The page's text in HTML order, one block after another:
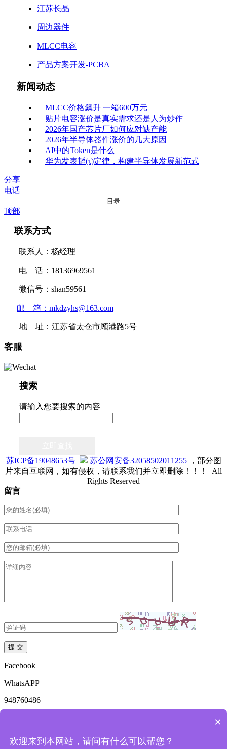
江苏长晶
周边器件
MLCC电容
产品方案开发-PCBA
新闻动态
MLCC价格飙升 一箱600万元
贴片电容涨价是真实需求还是人为炒作
2026年国产芯片厂如何应对缺产能
2026年半导体器件涨价的几大原因
AI中的Token是什么
华为发表韬(τ)定律，构建半导体发展新范式
分享
电话
目录
顶部
联系方式
联系人：杨经理
电 话：18136969561
微信号：shan59561
邮 箱：mkdzyhs@163.com
地 址：江苏省太仓市顾港路5号
客服
搜索
请输入您要搜索的内容
苏ICP备19048653号
苏公网安备32058502011255，部分图
片来自互联网，如有侵权，请联系我们并立即删除！！！ All
Rights Reserved
留言
Facebook
WhatsAPP
948760486
×
欢迎来到本网站，请问有什么可以帮您？